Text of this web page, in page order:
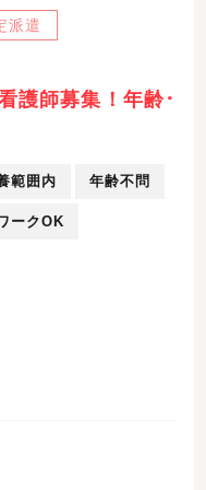
派遣
護師募集！年齢･
範囲内 年齢不問
ークOK